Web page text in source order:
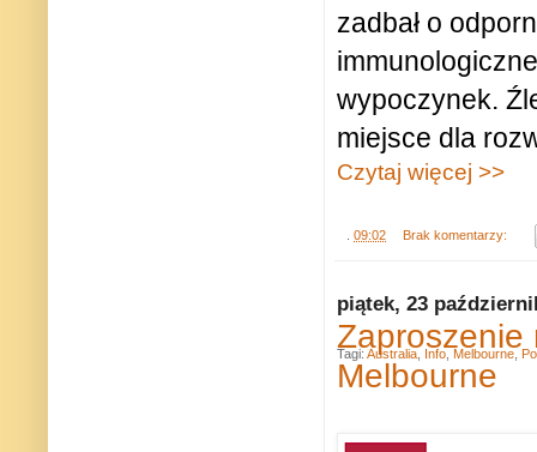
zadbał o
wypoczynek.
miejsce dla
Czytaj więcej >>
09:02 Brak komentarzy:
piątek, 23
Zaproszenie
Melbourne
Tagi: Australia Info Melbourne